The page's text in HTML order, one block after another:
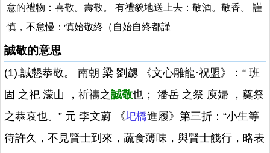
意的禮物：喜敬。壽敬。 有禮貌地送上去：敬酒。敬香。 謹
慎，不怠慢：慎始敬終（自始自終都謹
誠敬的意思
(1).誠懇恭敬。 南朝 梁 劉勰 《文心雕龍·祝盟》：“ 班
固 之祀 濛山 ，祈禱之誠敬也； 潘岳 之祭 庾婦 ，奠祭
之恭哀也。” 元 李文蔚 《圯橋進履》第三折：“小生等
待許久，不見賢士到來，蔬食薄味，與賢士餞行，略表